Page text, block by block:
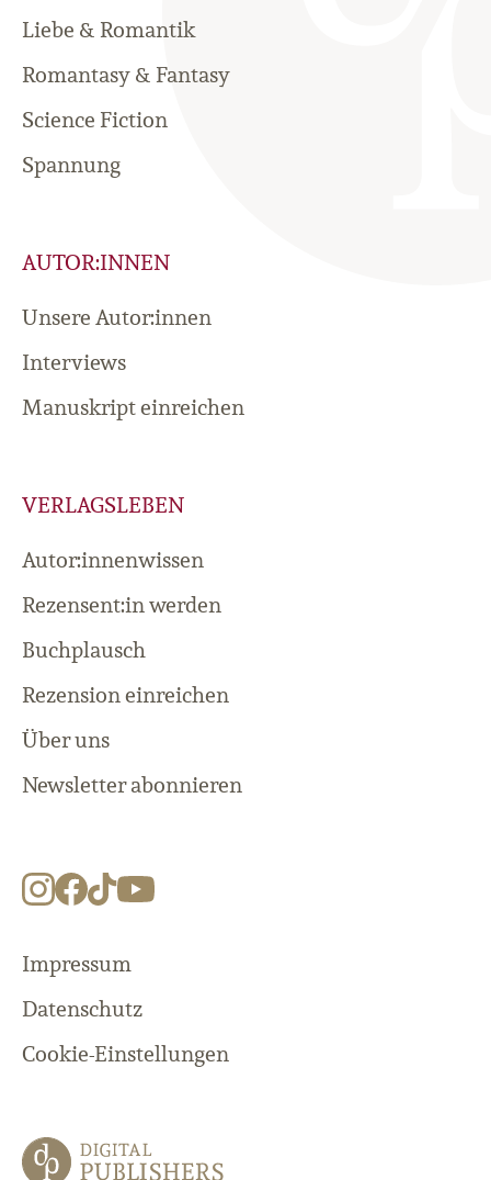
Liebe & Romantik
Romantasy & Fantasy
Science Fiction
Spannung
AUTOR:INNEN
Unsere Autor:innen
Interviews
Manuskript einreichen
VERLAGSLEBEN
Autor:innenwissen
Rezensent:in werden
Buchplausch
Rezension einreichen
Über uns
Newsletter abonnieren
Impressum
Datenschutz
Cookie-Einstellungen